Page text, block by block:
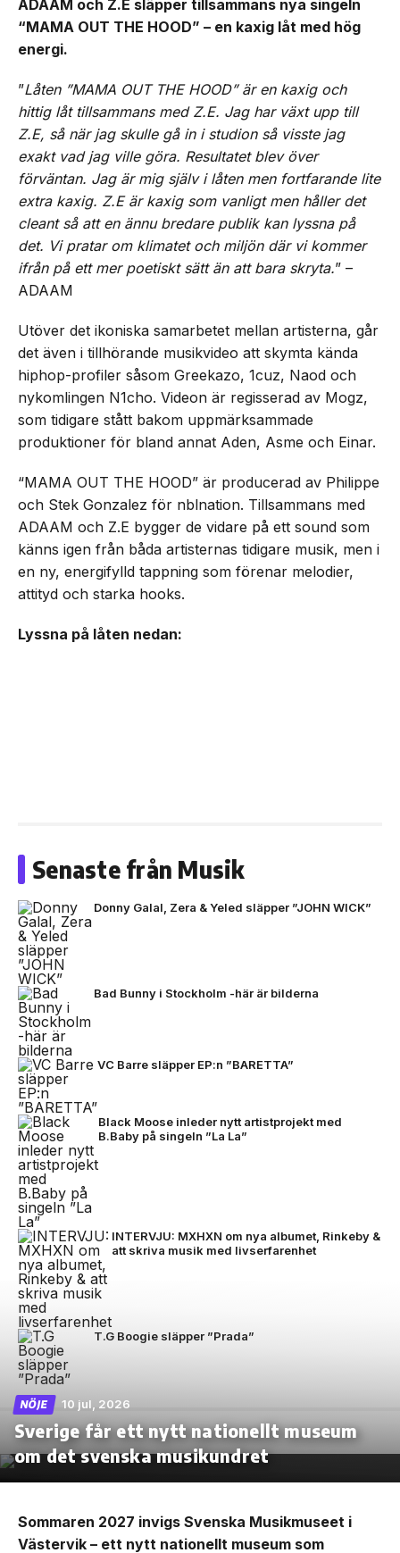
ADAAM och Z.E släpper tillsammans nya singeln
“MAMA OUT THE HOOD” – en kaxig låt med hög
energi.
”Låten ”MAMA OUT THE HOOD” är en kaxig och
hittig låt tillsammans med Z.E. Jag har växt upp till
Z.E, så när jag skulle gå in i studion så visste jag
exakt vad jag ville göra. Resultatet blev över
förväntan. Jag är mig själv i låten men fortfarande lite
extra kaxig. Z.E är kaxig som vanligt men håller det
cleant så att en ännu bredare publik kan lyssna på
det. Vi pratar om klimatet och miljön där vi kommer
ifrån på ett mer poetiskt sätt än att bara skryta.” –
ADAAM
Utöver det ikoniska samarbetet mellan artisterna, går
det även i tillhörande musikvideo att skymta kända
hiphop-profiler såsom Greekazo, 1cuz, Naod och
nykomlingen N1cho. Videon är regisserad av Mogz,
som tidigare stått bakom uppmärksammade
produktioner för bland annat Aden, Asme och Einar.
“MAMA OUT THE HOOD” är producerad av Philippe
och Stek Gonzalez för nblnation. Tillsammans med
ADAAM och Z.E bygger de vidare på ett sound som
känns igen från båda artisternas tidigare musik, men i
en ny, energifylld tappning som förenar melodier,
attityd och starka hooks.
Lyssna på låten nedan:
Senaste från Musik
Donny Galal, Zera & Yeled släpper ”JOHN WICK”
Bad Bunny i Stockholm -här är bilderna
VC Barre släpper EP:n ”BARETTA”
Black Moose inleder nytt artistprojekt med
B.Baby på singeln ”La La”
INTERVJU: MXHXN om nya albumet, Rinkeby &
att skriva musik med livserfarenhet
T.G Boogie släpper ”Prada”
NÖJE 10 jul, 2026
Sverige får ett nytt nationellt museum
om det svenska musikundret
Sommaren 2027 invigs Svenska Musikmuseet i
Västervik – ett nytt nationellt museum som